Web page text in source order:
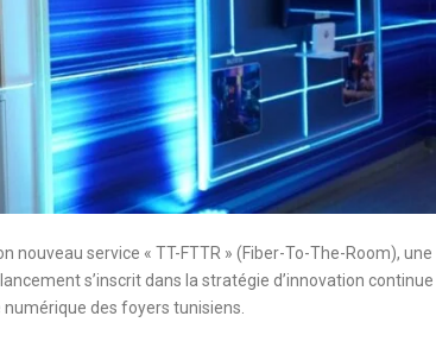
nouveau service « TT-FTTR » (Fiber-To-The-Room), une
s’inscrit dans la stratégie d’innovation continue
des foyers tunisiens.